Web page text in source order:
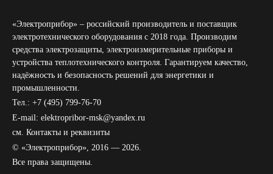
«Электроприбор» – российский производитель и поставщик
электротехнического оборудования с 2018 года. Производим
средства электрозащиты, электроизмерительные приборы и
устройства теплотехнического контроля. Гарантируем качество,
надёжность и безопасность решений для энергетики и
промышленности.
Тел.: +7 (495) 799-76-70
E-mail: elektropribor-msk@yandex.ru
см. Контакты и реквизиты
© «Электроприбор», 2016 — 2026.
Все права защищены.